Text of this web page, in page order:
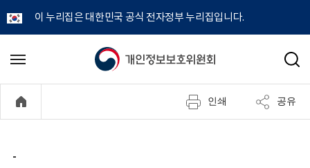
이 누리집은 대한민국 공식 전자정부 누리집입니다.
개
정
메
기
검
인쇄 공유
-